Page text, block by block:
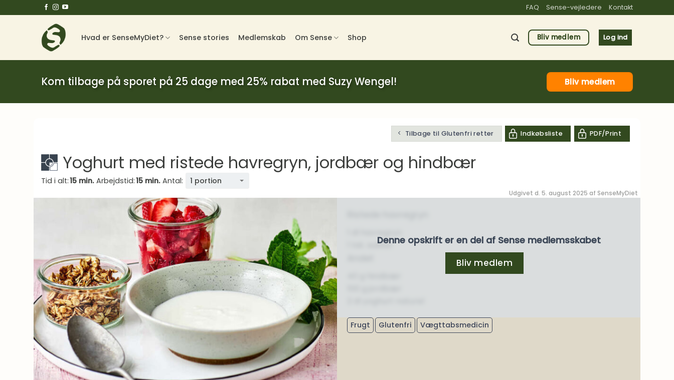
til
FAQ Sense-vejledere Kontakt
Hvad er SenseMyDiet? Sense stories Medlemskab Om Sense Shop Bliv medlem Log ind
Kom tilbage på sporet på 25 dage med 25% rabat med Suzy Wengel! Bliv medlem
Tilbage til Glutenfri retter Indkøbsliste PDF/Print
Yoghurt med ristede havregryn, jordbær og hindbær
Tid i alt:15 min. Arbejdstid:15 min. Antal: 1 portion
Udgivet d. 5. august 2025 af SenseMyDiet
Denne opskrift er en del af Sense medlemsskabet
Bliv medlem
1 tsk. sukker
Frugt Glutenfri Vægttabsmedicin